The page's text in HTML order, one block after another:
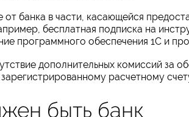
банка в части, касающейся
бесплатная подписка на
программного обеспечения 1С и
дополнительных комиссий за
расчетному
быть банк